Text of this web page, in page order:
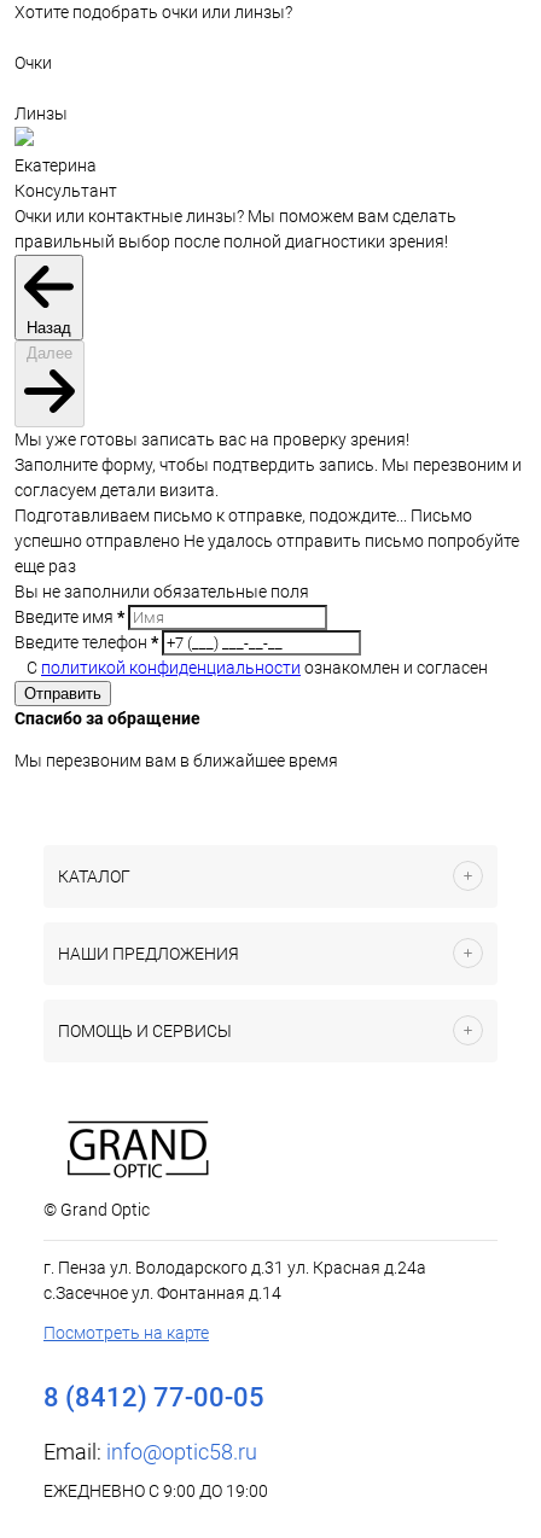
Хотите подобрать очки или линзы?
Очки
Линзы
Екатерина
Консультант
Очки или контактные линзы? Мы поможем вам сделать
правильный выбор после полной диагностики зрения!
Назад
Далее
Мы уже готовы записать вас на проверку зрения!
Заполните форму, чтобы подтвердить запись. Мы перезвоним и
согласуем детали визита.
Подготавливаем письмо к отправке, подождите...
Письмо
успешно отправлено Не удалось отправить письмо попробуйте
еще раз
Вы не заполнили обязательные поля
Введите имя *
Введите телефон *
С политикой конфиденциальности ознакомлен и согласен
Отправить
Спасибо за обращение
Мы перезвоним вам в ближайшее время
КАТАЛОГ
НАШИ ПРЕДЛОЖЕНИЯ
ПОМОЩЬ И СЕРВИСЫ
© Grand Optic
г. Пенза ул. Володарского д.31 ул. Красная д.24а
с.Засечное ул. Фонтанная д.14
Посмотреть на карте
8 (8412) 77-00-05
Email: info@optic58.ru
ЕЖЕДНЕВНО С 9:00 ДО 19:00